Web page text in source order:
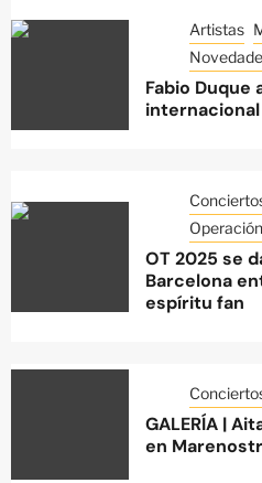
Artistas
Fabio Duque
internacional
OT 2025 se
Barcelona
espíritu fan
GALERÍA |
en